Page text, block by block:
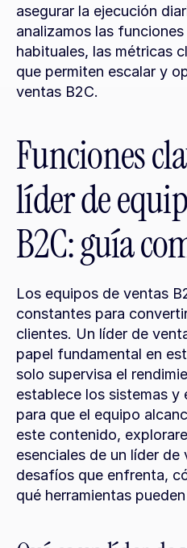
asegurar la ejecución
analizamos las
habituales, las métricas
que permiten escalar y
ventas B2C.
Funciones
líder de
B2C: guía
Los equipos de ventas
constantes para
clientes. Un líder de
papel fundamental en
solo supervisa el
establece los sistemas y
para que el equipo
este contenido,
esenciales de un líder de
desafíos que enfrenta,
qué herramientas